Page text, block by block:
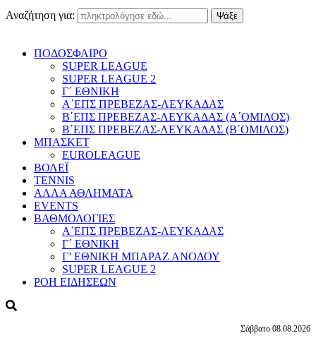
Αναζήτηση για:
ΠΟΔΟΣΦΑΙΡΟ
SUPER LEAGUE
SUPER LEAGUE 2
Γ΄ ΕΘΝΙΚΗ
Α΄ΕΠΣ ΠΡΕΒΕΖΑΣ-ΛΕΥΚΑΔΑΣ
Β΄ΕΠΣ ΠΡΕΒΕΖΑΣ-ΛΕΥΚΑΔΑΣ (Α΄ΟΜΙΛΟΣ)
Β΄ΕΠΣ ΠΡΕΒΕΖΑΣ-ΛΕΥΚΑΔΑΣ (Β΄ΟΜΙΛΟΣ)
ΜΠΑΣΚΕΤ
EUROLEAGUE
ΒΟΛΕΪ
TENNIS
ΑΛΛΑ ΑΘΛΗΜΑΤΑ
EVENTS
ΒΑΘΜΟΛΟΓΙΕΣ
Α΄ΕΠΣ ΠΡΕΒΕΖΑΣ-ΛΕΥΚΑΔΑΣ
Γ΄ ΕΘΝΙΚΗ
Γ’ ΕΘΝΙΚΗ ΜΠΑΡΑΖ ΑΝΟΔΟΥ
SUPER LEAGUE 2
ΡΟΗ ΕΙΔΗΣΕΩΝ
Σάββατο 08.08.2026